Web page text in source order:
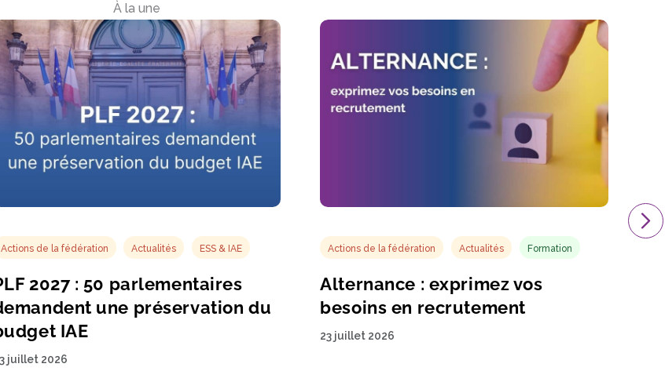
À la une
Actions de la fédération Actualités ESS & IAE
2027 : 50 parlementaires
une préservation du
IAE
juillet 2026
Actions de la fédération Actualités Formation
Alternance : exprimez vos
besoins en recrutement
23 juillet 2026